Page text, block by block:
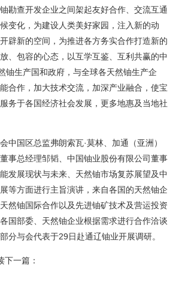
勘查开发企业之间架起友好合作、交流互通
变化，为建设人类美好家园，注入新的动
辟新的空间，为推进各方务实合作打造新的
、包容的心态，以互学互鉴、互利共赢的中
铀生产国和政府，与全球各天然铀生产企
合作，加大技术交流，加深产业融合，使宝
务于各国经济社会发展，更多地惠及当地社
国区总监弗朗索瓦·莫林、加通（亚洲）
事总经理邹韬、中国铀业股份有限公司董事
发展现状与未来、天然铀市场复苏展望及中
等方面进行主旨演讲，来自各国的天然铀企
然铀国际合作以及先进铀矿技术及营运投资
国部委、天然铀企业根据需求进行合作洽谈
分与会代表于29日赴通辽铀业开展调研。
下一篇：